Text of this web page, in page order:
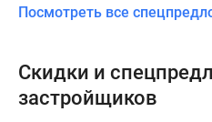
Посмотреть все
Скидки и
застройщиков